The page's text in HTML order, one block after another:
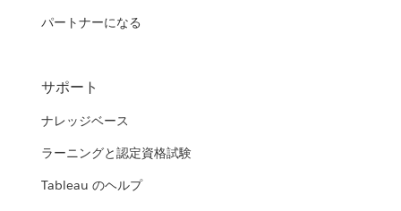
パートナーになる
サポート
ナレッジベース
ラーニングと認定資格試験
Tableau のヘルプ